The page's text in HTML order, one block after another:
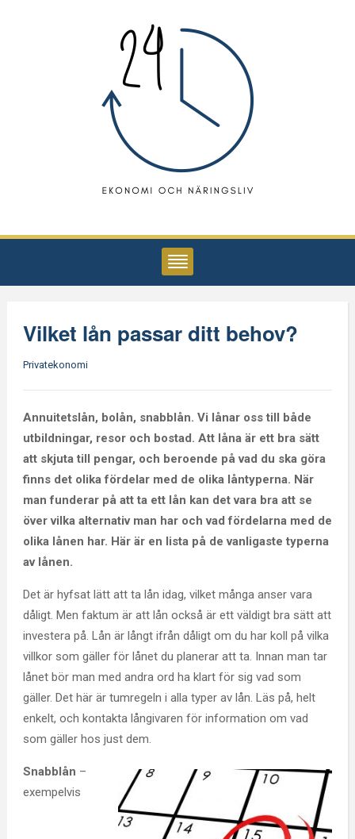
Vilket lån passar ditt behov?
Privatekonomi
Annuitetslån, bolån, snabblån. Vi lånar oss till både
utbildningar, resor och bostad. Att låna är ett bra sätt
att skjuta till pengar, och beroende på vad du ska göra
finns det olika fördelar med de olika låntyperna. När
man funderar på att ta ett lån kan det vara bra att se
över vilka alternativ man har och vad fördelarna med de
olika lånen har. Här är en lista på de vanligaste typerna
av lånen.
Det är hyfsat lätt att ta lån idag, vilket många anser vara
dåligt. Men faktum är att lån också är ett väldigt bra sätt att
investera på. Lån är långt ifrån dåligt om du har koll på vilka
villkor som gäller för lånet du planerar att ta. Innan man tar
lånet bör man med andra ord ha klart för sig vad som
gäller. Det här är tumregeln i alla typer av lån. Läs på, helt
enkelt, och kontakta långivaren för information om vad
som gäller hos just dem.
Snabblån –
exempelvis